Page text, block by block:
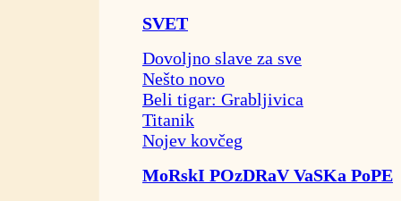
SVET
Dovoljno slave za sve
Nešto novo
Beli tigar: Grabljivica
Titanik
Nojev kovčeg
MoRskI POzDRaV VaSKa PoPE